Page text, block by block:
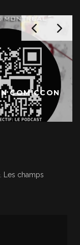
COMICCON
Les champs